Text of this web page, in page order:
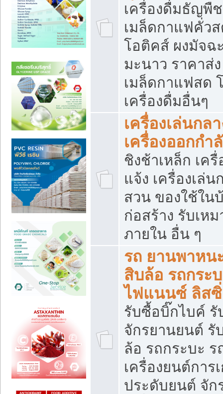
เครื่องดื่มธัญพื
เมล็ดกาแฟคั่ว
โอติคส์ ผงมัจฉ
มะนาว ราคาส่
เมล็ดกาแฟสด
เครื่องดื่มอื่นๆ
เครื่องเล่นกล
เครื่องออกกำ
ชิงช้าเหล็ก เค
แจ้ง เครื่องเล่น
สวน ของใช้ใน
ก่อสร้าง รับเห
ภายใน อื่น ๆ
รถ ยานพาหน
สิบล้อ รถกระ
ไฟแนนซ์ ลิส
รับซื้อบิ๊กไบค์
จักรยานยนต์ รั
ล้อ รถกระบะ
เครื่องยนต์การ
ประดับยนต์ จัก